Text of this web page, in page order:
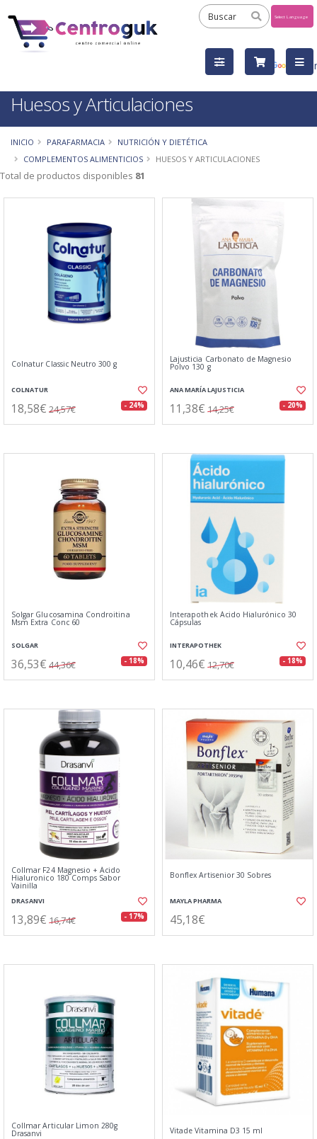
by
Huesos y Articulaciones
INICIO PARAFARMACIA
NUTRICIÓN Y DIETÉTICA
COMPLEMENTOS ALIMENTICIOS
HUESOS Y ARTICULACIONES
Total de productos disponibles 81
Colnatur Classic Neutro 300 g
COLNATUR
18,58€ 24,57€ - 24%
Lajusticia Carbonato de Magnesio
Polvo 130 g
ANA MARÍA LAJUSTICIA
11,38€ 14,25€ - 20%
Solgar Glucosamina Condroitina
Msm Extra Conc 60
SOLGAR
36,53€ 44,36€ - 18%
Interapothek Ácido Hialurónico 30
Cápsulas
INTERAPOTHEK
10,46€ 12,70€ - 18%
Collmar F24 Magnesio + Ácido
Hialuronico 180 Comps Sabor
Vainilla
DRASANVI
13,89€ 16,74€ - 17%
Bonflex Artisenior 30 Sobres
MAYLA PHARMA
45,18€
Collmar Articular Limon 280g
Drasanvi Vitade Vitamina D3 15 ml